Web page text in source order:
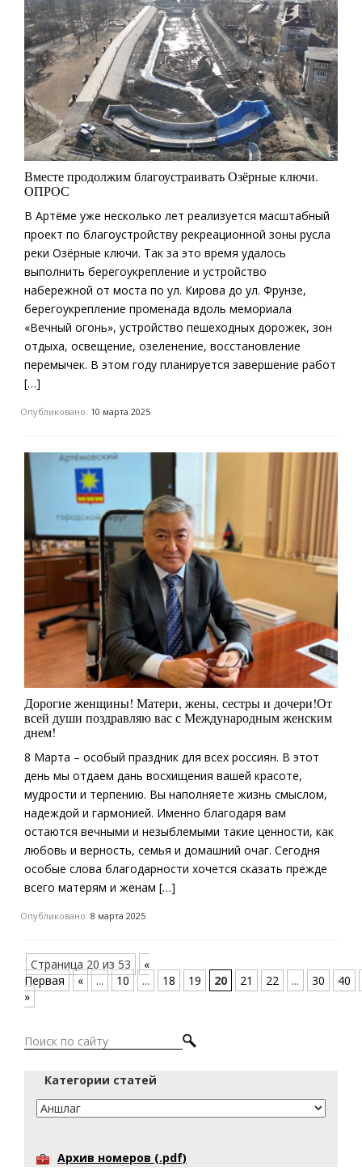
Вместе продолжим благоустраивать Озёрные ключи.
ОПРОС
В Артёме уже несколько лет реализуется масштабный
проект по благоустройству рекреационной зоны русла
реки Озёрные ключи. Так за это время удалось
выполнить берегоукрепление и устройство
набережной от моста по ул. Кирова до ул. Фрунзе,
берегоукрепление променада вдоль мемориала
«Вечный огонь», устройство пешеходных дорожек, зон
отдыха, освещение, озеленение, восстановление
перемычек. В этом году планируется завершение работ
[…]
Опубликовано: 10 марта 2025
Дорогие женщины! Матери, жены, сестры и дочери!От
всей души поздравляю вас с Международным женским
днем!
8 Марта – особый праздник для всех россиян. В этот
день мы отдаем дань восхищения вашей красоте,
мудрости и терпению. Вы наполняете жизнь смыслом,
надеждой и гармонией. Именно благодаря вам
остаются вечными и незыблемыми такие ценности, как
любовь и верность, семья и домашний очаг. Сегодня
особые слова благодарности хочется сказать прежде
всего матерям и женам […]
Опубликовано: 8 марта 2025
Страница 20 из 53
«
Первая
« ... 10 ... 18 19 20 21 22 ... 30
40
»
Категории статей
Архив номеров (.pdf)